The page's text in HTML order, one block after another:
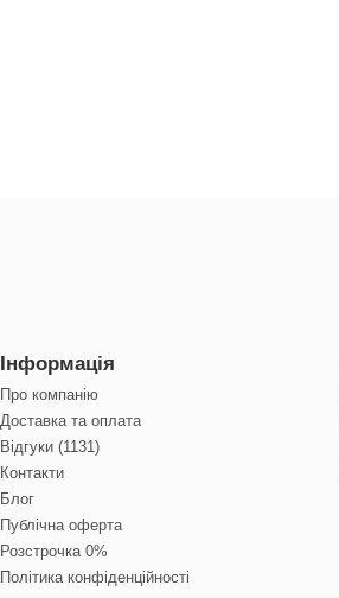
Інформація
Про компанію
Доставка та оплата
Відгуки (1131)
Контакти
Блог
Публічна оферта
Розстрочка 0%
Політика конфіденційності